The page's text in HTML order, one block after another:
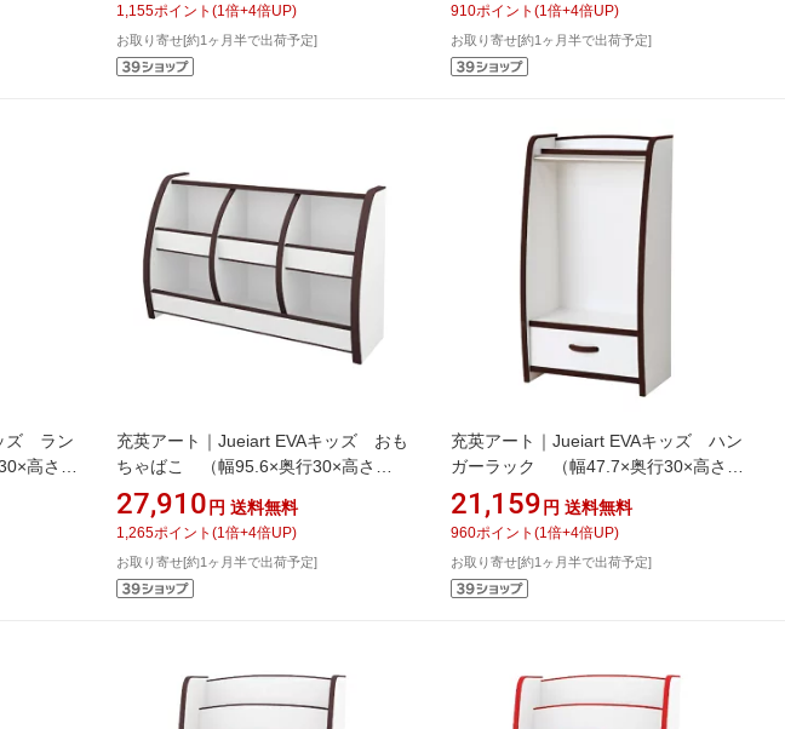
1,155ポイント (1 倍+4倍UP)
お取り寄せ[約1ヶ月半で出荷予定]
910ポイント (1 倍+4倍UP)
お取り寄せ[約1ヶ月半で出荷予定]
ズ ラン
高さ
33HD
充英アート｜Jueiart EVAキッズ おも
ちゃばこ （幅95.6×奥行30×高さ
60cm） OB-95MD ブラウン
27,910 円 送料無料
1,265ポイント (1 倍+4倍UP)
お取り寄せ[約1ヶ月半で出荷予定]
充英アート｜Jueiart EVAキッズ ハン
ガーラック （幅47.7×奥行30×高さ
90cm） HRJ-48HD ブラウン
21,159 円 送料無料
960ポイント (1 倍+4倍UP)
お取り寄せ[約1ヶ月半で出荷予定]